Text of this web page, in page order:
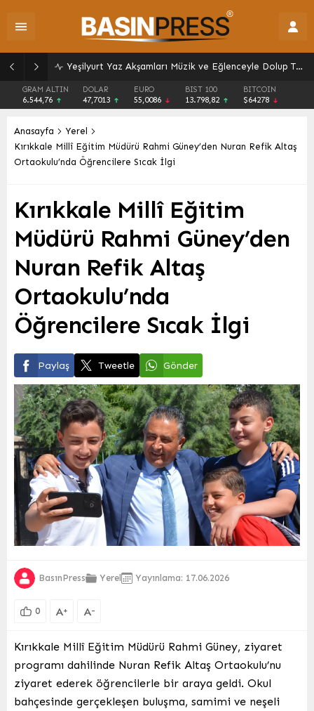
Yeşilyurt Yaz Akşamları Müzik ve Eğlenceyle Dolup Taştı: Tüm Mahalleler Coşkuyla Buluştu
GRAM ALTIN
6.544,76
DOLAR
47,7013
EURO
55,0086
BIST 100
13.798,82
BITCOIN
$64278
Anasayfa
Yerel
Kırıkkale Millî Eğitim Müdürü Rahmi Güney’den Nuran Refik Altaş
Ortaokulu’nda Öğrencilere Sıcak İlgi
Kırıkkale Millî Eğitim
Müdürü Rahmi Güney’den
Nuran Refik Altaş
Ortaokulu’nda
Öğrencilere Sıcak İlgi
Paylaş Tweetle Gönder
BasınPress Yerel Yayınlama: 17.06.2026
0 A+ A-
Kırıkkale Millî Eğitim Müdürü Rahmi Güney, ziyaret
programı dahilinde Nuran Refik Altaş Ortaokulu’nu
ziyaret ederek öğrencilerle bir araya geldi. Okul
bahçesinde gerçekleşen buluşma, samimi ve neşeli